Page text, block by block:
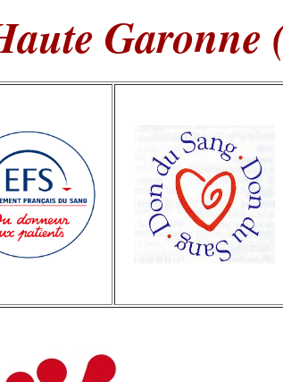
Garonne